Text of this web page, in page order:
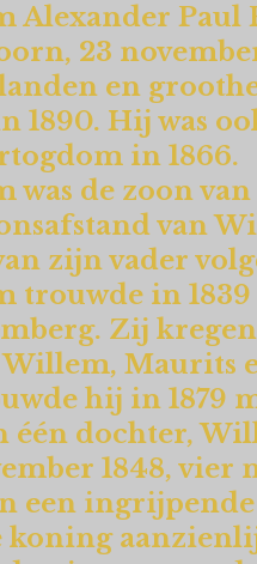
Alexander Paul
23
en
1890. Hij was
in 1866.
was de zoon
van
zijn vader
trouwde in
Zij
Maurits
hij in 1879
één dochter,
1848, vier
een
koning